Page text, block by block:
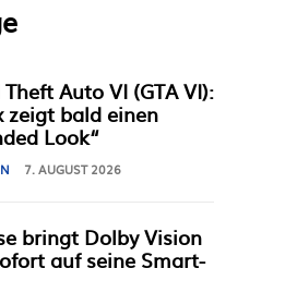
Auto VI (GTA VI):
zeigt bald einen
Look“
7. AUGUST 2026
bringt Dolby Vision
auf seine Smart-